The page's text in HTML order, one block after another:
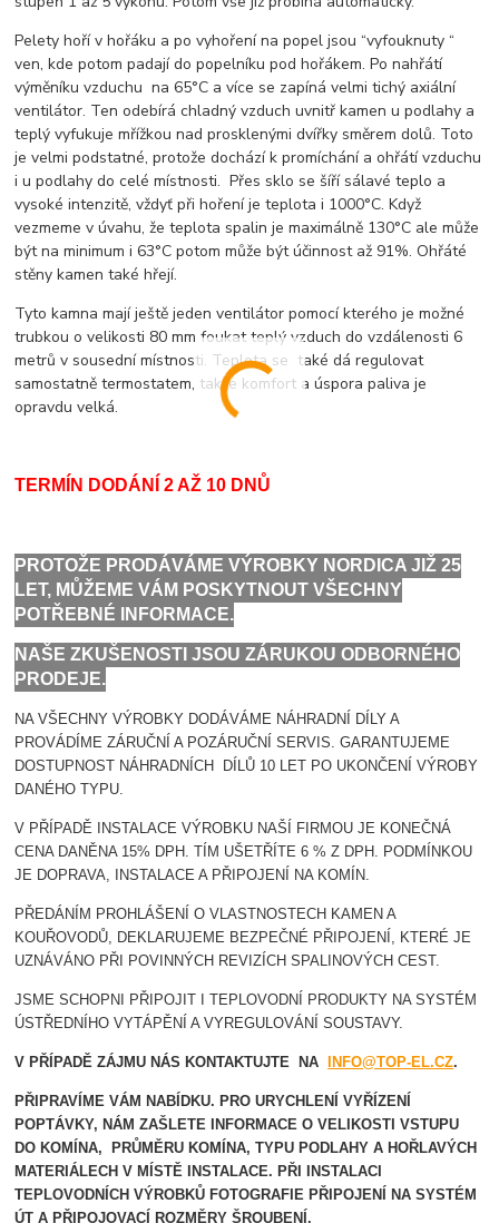
Pelety hoří v hořáku a po vyhoření na popel jsou “vyfouknuty “
ven, kde potom padají do popelníku pod hořákem. Po nahřátí
výměníku vzduchu na 65°C a více se zapíná velmi tichý axiální
ventilátor. Ten odebírá chladný vzduch uvnitř kamen u podlahy a
teplý vyfukuje mřížkou nad prosklenými dvířky směrem dolů. Toto
je velmi podstatné, protože dochází k promíchání a ohřátí vzduchu
i u podlahy do celé místnosti. Přes sklo se šíří sálavé teplo a
vysoké intenzitě, vždyť při hoření je teplota i 1000°C. Když
vezmeme v úvahu, že teplota spalin je maximálně 130°C ale může
být na minimum i 63°C potom může být účinnost až 91%. Ohřáté
stěny kamen také hřejí.
Tyto kamna mají ještě jeden ventilátor pomocí kterého je možné
trubkou o velikosti 80 mm foukat teplý vzduch do vzdálenosti 6
metrů v sousední místnosti. Teplota se také dá regulovat
samostatně termostatem, takže komfort a úspora paliva je
opravdu velká.
TERMÍN DODÁNÍ 2 AŽ 10 DNŮ
PROTOŽE PRODÁVÁME VÝROBKY NORDICA JIŽ 25
LET, MŮŽEME VÁM POSKYTNOUT VŠECHNY
POTŘEBNÉ INFORMACE.
NAŠE ZKUŠENOSTI JSOU ZÁRUKOU ODBORNÉHO
PRODEJE.
NA VŠECHNY VÝROBKY DODÁVÁME NÁHRADNÍ DÍLY A
PROVÁDÍME ZÁRUČNÍ A POZÁRUČNÍ SERVIS. GARANTUJEME
DOSTUPNOST NÁHRADNÍCH DÍLŮ 10 LET PO UKONČENÍ VÝROBY
DANÉHO TYPU.
V PŘÍPADĚ INSTALACE VÝROBKU NAŠÍ FIRMOU JE KONEČNÁ
CENA DANĚNA 15% DPH. TÍM UŠETŘÍTE 6 % Z DPH. PODMÍNKOU
JE DOPRAVA, INSTALACE A PŘIPOJENÍ NA KOMÍN.
PŘEDÁNÍM PROHLÁŠENÍ O VLASTNOSTECH KAMEN A
KOUŘOVODŮ, DEKLARUJEME BEZPEČNÉ PŘIPOJENÍ, KTERÉ JE
UZNÁVÁNO PŘI POVINNÝCH REVIZÍCH SPALINOVÝCH CEST.
JSME SCHOPNI PŘIPOJIT I TEPLOVODNÍ PRODUKTY NA SYSTÉM
ÚSTŘEDNÍHO VYTÁPĚNÍ A VYREGULOVÁNÍ SOUSTAVY.
V PŘÍPADĚ ZÁJMU NÁS KONTAKTUJTE NAINFO@TOP-EL.CZ.
PŘIPRAVÍME VÁM NABÍDKU. PRO URYCHLENÍ VYŘÍZENÍ
POPTÁVKY, NÁM ZAŠLETE INFORMACE O VELIKOSTI VSTUPU
DO KOMÍNA, PRŮMĚRU KOMÍNA, TYPU PODLAHY A HOŘLAVÝCH
MATERIÁLECH V MÍSTĚ INSTALACE.PŘI INSTALACI
TEPLOVODNÍCH VÝROBKŮ FOTOGRAFIE PŘIPOJENÍ NA SYSTÉM
ÚT A PŘIPOJOVACÍ ROZMĚRY ŠROUBENÍ.